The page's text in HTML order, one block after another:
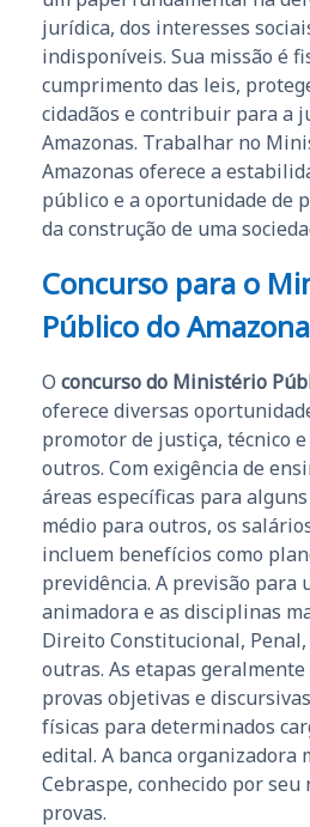
jurídica, dos interesses
indisponíveis. Sua missão é
cumprimento das leis,
cidadãos e contribuir para a
Amazonas. Trabalhar no
Amazonas oferece a
público e a oportunidade de
da construção de uma
Concurso para o
Público do
O concurso do Ministério
oferece diversas
promotor de justiça, técnico
outros. Com exigência de
áreas específicas para
médio para outros, os
incluem benefícios como
previdência. A previsão para
animadora e as disciplinas
Direito Constitucional,
outras. As etapas
provas objetivas e
físicas para determinados
edital. A banca organizadora
Cebraspe, conhecido por seu
provas.